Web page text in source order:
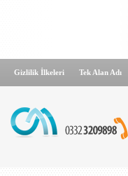
Gizlilik İlkeleri Tek Alan Adı